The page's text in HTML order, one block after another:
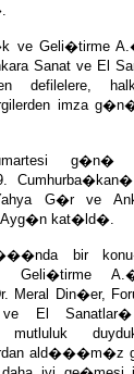
ve Geli�tirme
Sanat ve El
defilelere,
imza
g�n�
G�r ve
Ayg�n kat�ld�.
bir
Geli�tirme
Meral Din�er,
ve El
mutluluk
ald���m�z